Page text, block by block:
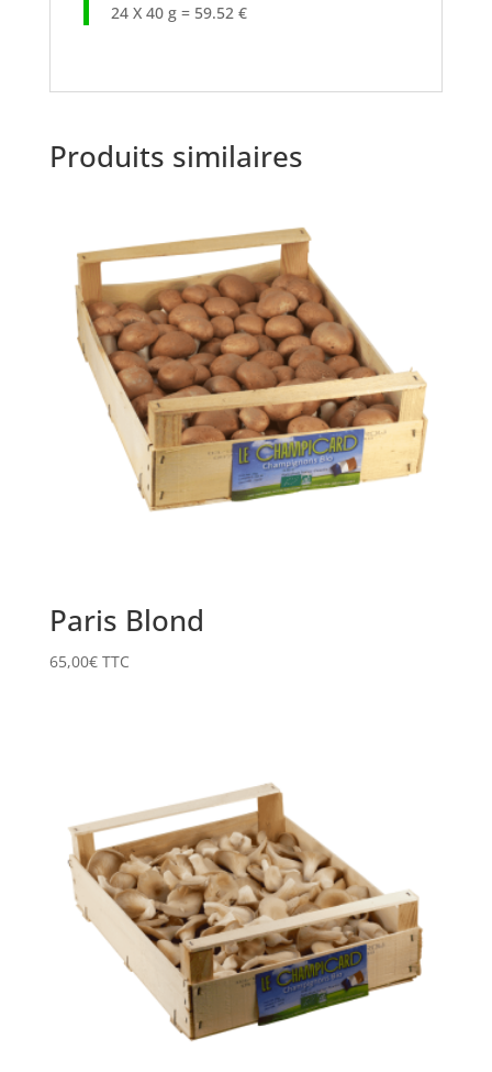
24 X 40 g = 59.52 €
Produits similaires
Paris Blond
65,00€ TTC